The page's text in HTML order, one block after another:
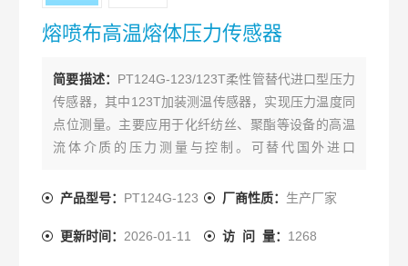
熔喷布高温熔体压力传感器
简要描述： PT124G-123/123T柔性管替代进口型压力
传感器，其中123T加装测温传感器，实现压力温度同
点位测量。主要应用于化纤纺丝、聚酯等设备的高温
流体介质的压力测量与控制。可替代国外进口
感器
产品型号： PT124G-123 厂商性质： 生产厂家
更新时间： 2026-01-11 访 问 量： 1268